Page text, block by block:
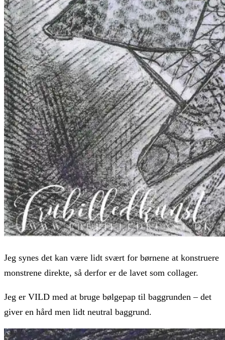
Jeg synes det kan være lidt svært for børnene at konstruere
monstrene direkte, så derfor er de lavet som collager.
Jeg er VILD med at bruge bølgepap til baggrunden – det
giver en hård men lidt neutral baggrund.